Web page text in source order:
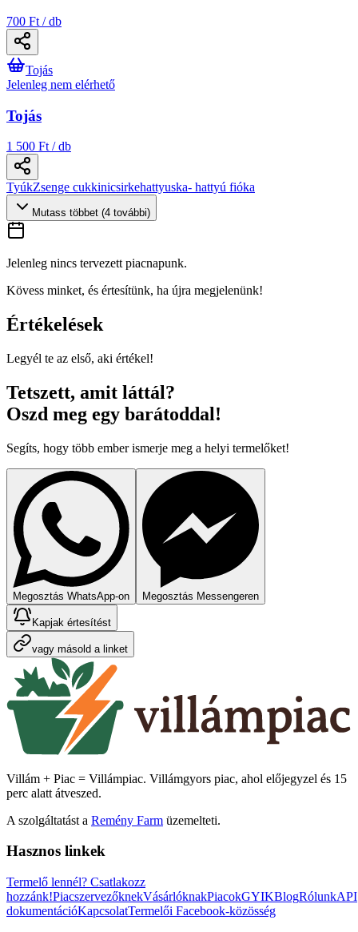
700 Ft / db
Tojás
Jelenleg nem elérhető
Tojás
1 500 Ft / db
TyúkZsenge cukkinicsirkehattyuska- hattyú fióka
Mutass többet (4 további)
Jelenleg nincs tervezett piacnapunk.
Kövess minket, és értesítünk, ha újra megjelenünk!
Értékelések
Legyél te az első, aki értékel!
Tetszett, amit láttál?
Oszd meg egy barátoddal!
Segíts, hogy több ember ismerje meg a helyi termelőket!
Megosztás WhatsApp-on Megosztás Messengeren
Kapjak értesítést
vagy másold a linket
Villám + Piac = Villámpiac. Villámgyors piac, ahol előjegyzel és 15
perc alatt átveszed.
A szolgáltatást a Remény Farm üzemelteti.
Hasznos linkek
Termelő lennél? Csatlakozz
hozzánk!PiacszervezőknekVásárlóknakPiacokGYIKBlogRólunkAPI
dokumentációKapcsolatTermelői Facebook-közösség